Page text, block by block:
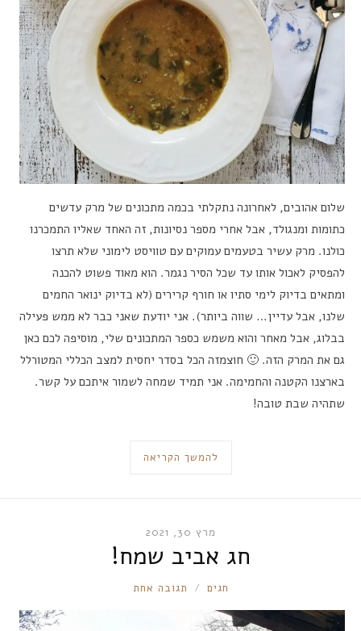
שלום אהובים, לאחרונה נתקלתי בכמה מתכונים של מרק עדשים
כתומות ומנגולד, אבל אחרי מספר נסיונות, זה האחד שאליו התמכרנו
כולנו. מרק עשיר בטעמים עמוקים עם טוויסט לימוני שלא תרצו
להפסיק לאכול אותו עד שכל הסיר נגמר. הוא מאוד פשוט להכנה
ומתאים בדיוק לימי סתיו או חורף קרירים (לא בדיוק ינואר החמים
שלנו, אבל עדיין… שווה ביותר). אני יודעת שאני כבר לא ממש פעילה
בבלוג, אבל מאחר והוא משמש כספר המתכונים שלי, מוסיפה לכם כאן
גם את המרק הזה. 🙂 חוצמזה הכל בסדר יחסית למצב הכללי המטורלל
בארצנו הקטנה והחמימה. אני תמיד שמחה לשמור איתכם על קשר.
שתהיה שבת טובה!
להמשך הקריאה
מרץ 30, 2021
חג אביב שמח!
RONNIE
חגים תגובה אחת